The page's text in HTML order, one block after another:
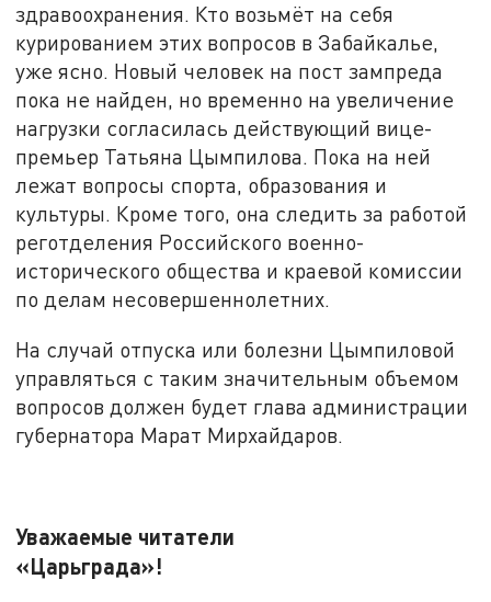
здравоохранения. Кто возьмёт на себя
курированием этих вопросов в Забайкалье,
уже ясно. Новый человек на пост зампреда
пока не найден, но временно на увеличение
нагрузки согласилась действующий вице-
премьер Татьяна Цымпилова. Пока на ней
лежат вопросы спорта, образования и
культуры. Кроме того, она следить за работой
реготделения Российского военно-
исторического общества и краевой комиссии
по делам несовершеннолетних.
На случай отпуска или болезни Цымпиловой
управляться с таким значительным объемом
вопросов должен будет глава администрации
губернатора Марат Мирхайдаров.
Уважаемые читатели
«Царьграда»!